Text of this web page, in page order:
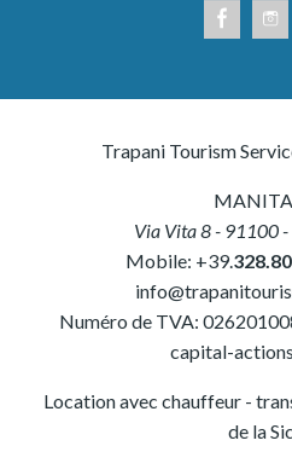
Trapani Tourism
MANITA
Via Vita 8- 91100-
Mobile: +39.
Numéro de TVA:
capital-
Location avec chauffeur -
de la